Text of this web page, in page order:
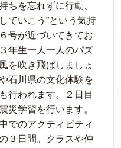
ちを忘れずに行動、
ていこう”という気持
号が近づいてきてお
年生一人一人のパズ
を吹き飛ばしましょ
石川県の文化体験を
行われます。２日目
災学習を行います。
でのアクティビティ
３日間。クラスや仲